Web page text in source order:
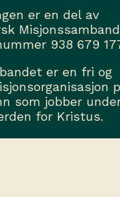
er en del av
Misjonssamband
938 679
er en fri og
som jobber
for Kristus.